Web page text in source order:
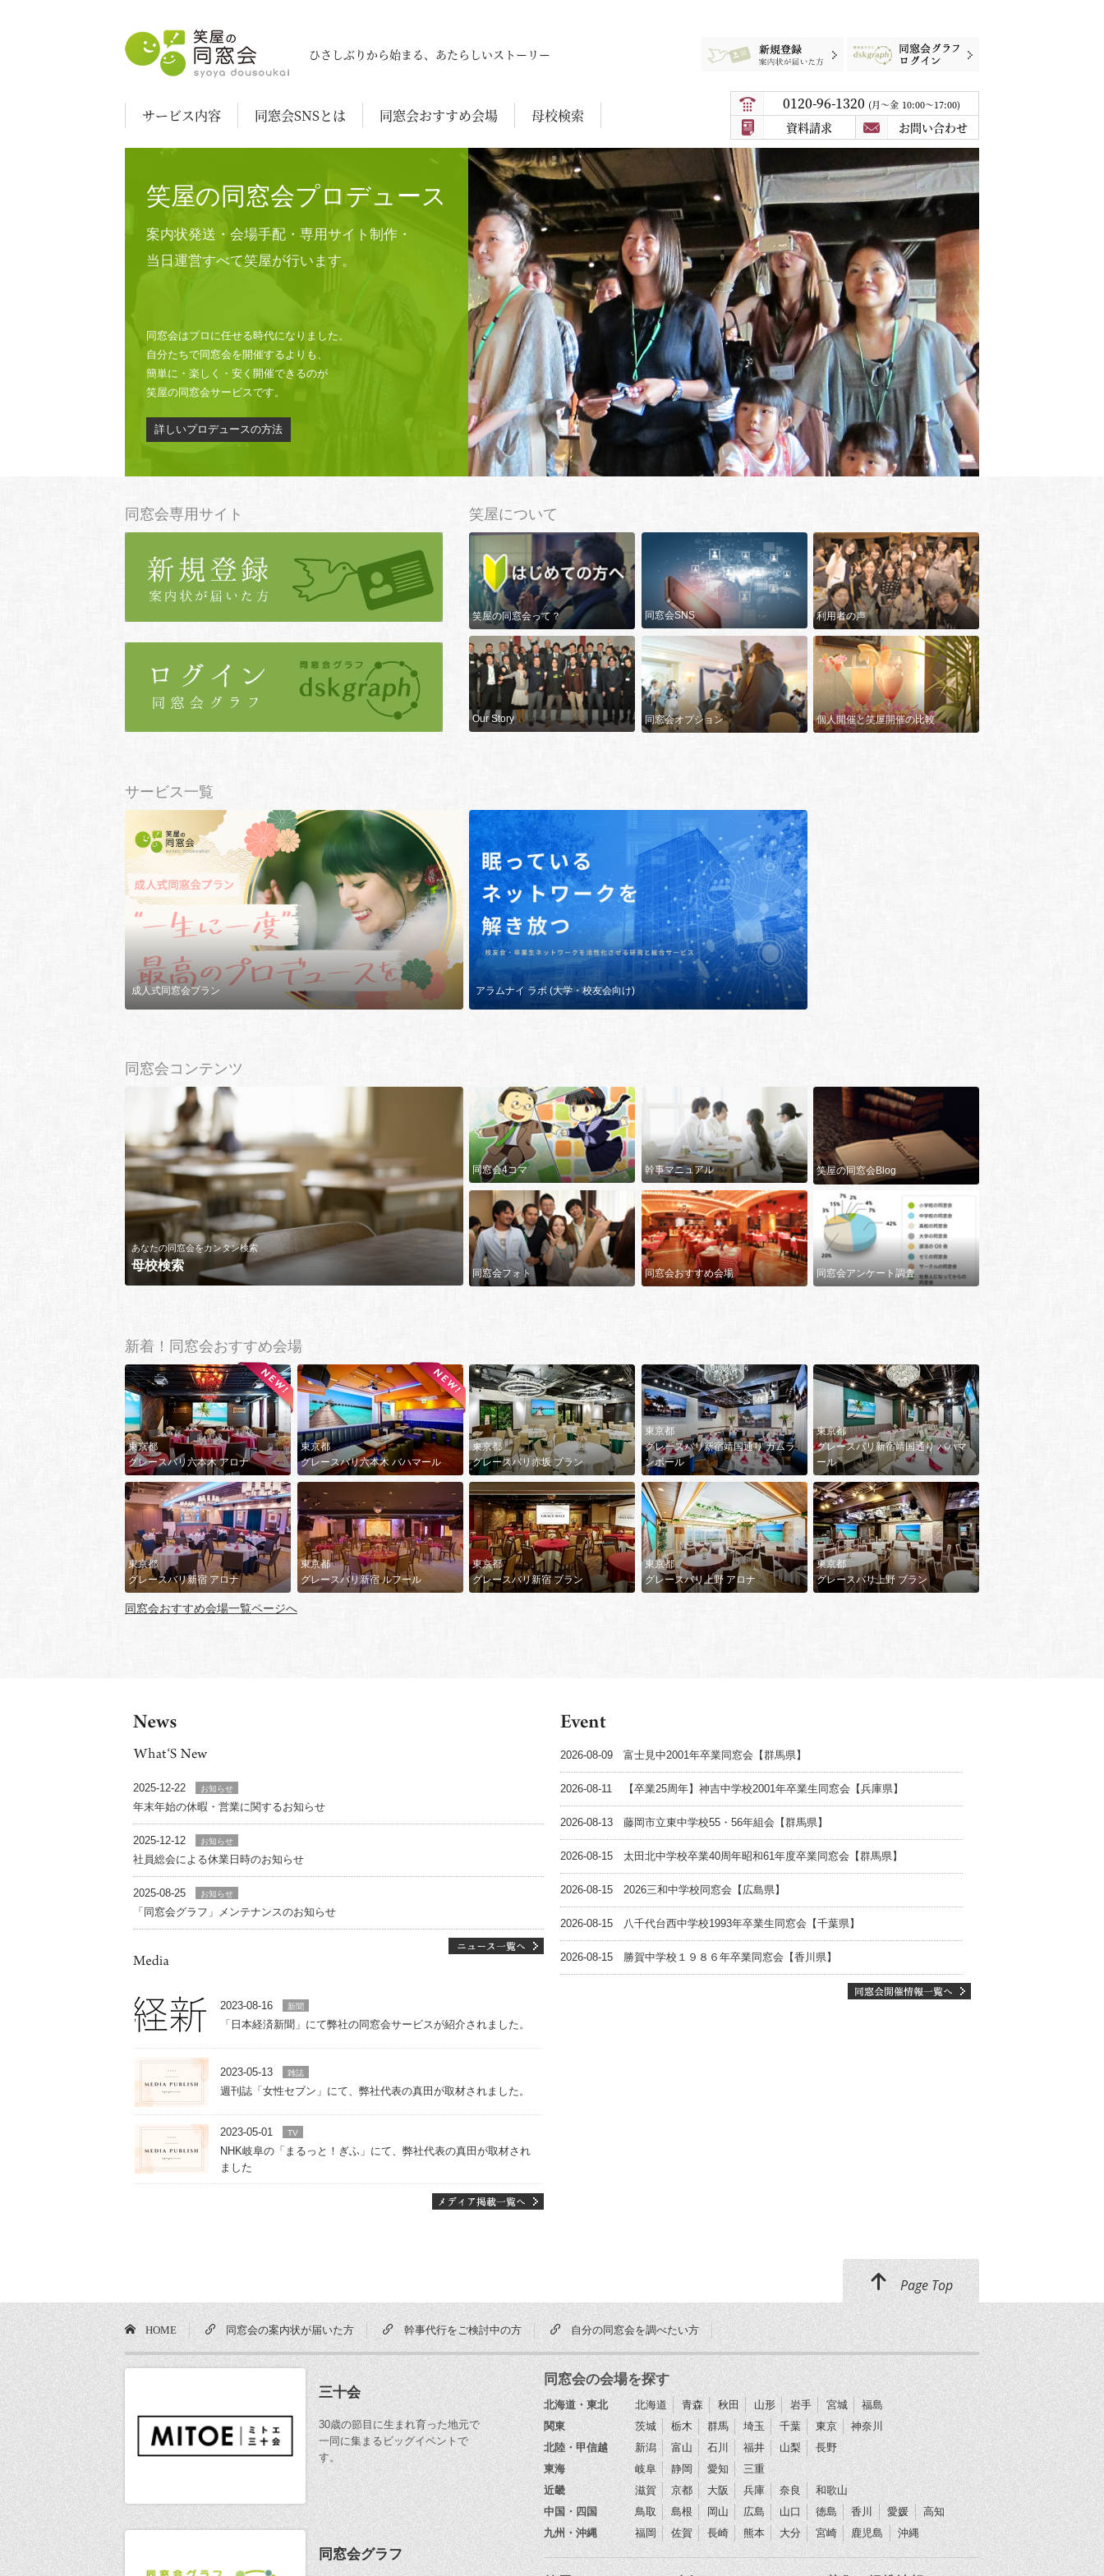
笑屋の同窓会
ひさしぶりから始まる、あたらしいストーリー
案内状が届いた方 同窓会グラフログイン
サービス内容 同窓会SNSとは 同窓会おすすめ会場 母校検索
0120-96-1320 月〜金 10:00～17:00
資料請求 お問い合わせ
笑屋の同窓会プロデュース
案内状発送・会場手配・専用サイト制作・
当日運営すべて笑屋が行います。
同窓会はプロに任せる時代になりました。
自分たちで同窓会を開催するよりも、
簡単に・楽しく・安く開催できるのが
笑屋の同窓会サービスです。
詳しいプロデュースの方法
同窓会専用サイト 笑屋について
笑屋の同窓会って？ 同窓会SNS 利用者の声
Our Story 同窓会オプション 個人開催と笑屋開催の比較
サービス一覧
成人式同窓会プラン アラムナイ ラボ (大学・校友会向け)
同窓会コンテンツ
あなたの同窓会をカンタン検索
母校検索
同窓会4コマ 幹事マニュアル 笑屋の同窓会Blog
同窓会フォト 同窓会おすすめ会場 同窓会アンケート調査
新着！同窓会おすすめ会場
東京都
グレースバリ六本木 アロナ
東京都
グレースバリ六本木 バハマール
東京都
グレースバリ赤坂 ブラン
東京都
グレースバリ新宿靖国通り ガムラ
ンボール
東京都
グレースバリ新宿靖国通り バハマ
ール
東京都
グレースバリ新宿 アロナ
東京都
グレースバリ新宿 ルフール
東京都
グレースバリ新宿 ブラン
東京都
グレースバリ上野 アロナ
東京都
グレースバリ上野 ブラン
同窓会おすすめ会場一覧ページへ
2025-12-22 お知らせ
年末年始の休暇・営業に関するお知らせ
2025-12-12 お知らせ
社員総会による休業日時のお知らせ
2025-08-25 お知らせ
「同窓会グラフ」メンテナンスのお知らせ
2023-08-16 新聞
「日本経済新聞」にて弊社の同窓会サービスが紹介されました。
2023-05-13 雑誌
週刊誌「女性セブン」にて、弊社代表の真田が取材されました。
2023-05-01 TV
NHK岐阜の「まるっと！ぎふ」にて、弊社代表の真田が取材され
ました
2026-08-09 富士見中2001年卒業同窓会【群馬県】
2026-08-11 【卒業25周年】神吉中学校2001年卒業生同窓会【兵庫県】
2026-08-13 藤岡市立東中学校55・56年組会【群馬県】
2026-08-15 太田北中学校卒業40周年昭和61年度卒業同窓会【群馬県】
2026-08-15 2026三和中学校同窓会【広島県】
2026-08-15 八千代台西中学校1993年卒業生同窓会【千葉県】
2026-08-15 勝賀中学校１９８６年卒業同窓会【香川県】
Page Top
HOME 同窓会の案内状が届いた方 幹事代行をご検討中の方 自分の同窓会を調べたい方
三十会
30歳の節目に生まれ育った地元で
一同に集まるビッグイベントで
す。
同窓会グラフ
同窓会の会場を探す
北海道・東北 北海道 青森 秋田 山形 岩手 宮城
福島
関東
茨城 栃木 群馬 埼玉 千葉 東京
神奈川
北陸・甲信越
新潟 富山 石川 福井 山梨
長野
東海
岐阜 静岡 愛知
三重
近畿
滋賀 京都 大阪 兵庫 奈良
和歌山
中国・四国
鳥取 島根 岡山 広島 山口 徳島 香川 愛媛
高知
九州・沖縄
福岡 佐賀 長崎 熊本 大分 宮崎 鹿児島 沖縄